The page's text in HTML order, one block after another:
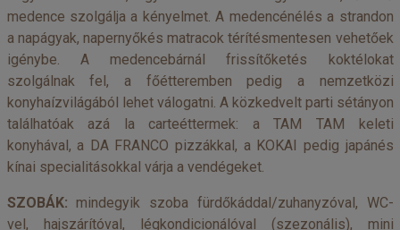
medence szolgálja a kényelmet. A medencénélés a strandon
a napágyak, napernyőkés matracok térítésmentesen vehetőek
igénybe. A medencebárnál frissítőketés koktélokat
szolgálnak fel, a főétteremben pedig a nemzetközi
konyhaízvilágából lehet válogatni. A közkedvelt parti sétányon
találhatóak azá la carteéttermek: a TAM TAM keleti
konyhával, a DA FRANCO pizzákkal, a KOKAI pedig japánés
kínai specialitásokkal várja a vendégeket.
SZOBÁK: mindegyik szoba fürdőkáddal/zuhanyzóval, WC-
vel, hajszárítóval, légkondicionálóval (szezonális), mini